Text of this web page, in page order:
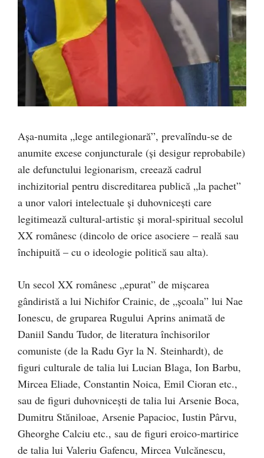
Așa-numita „lege antilegionară”, prevalîndu-se de
anumite excese conjuncturale (și desigur reprobabile)
ale defunctului legionarism, creează cadrul
inchizitorial pentru discreditarea publică „la pachet”
a unor valori intelectuale și duhovnicești care
legitimează cultural-artistic și moral-spiritual secolul
XX românesc (dincolo de orice asociere – reală sau
închipuită – cu o ideologie politică sau alta).
Un secol XX românesc „epurat” de mișcarea
gândiristă a lui Nichifor Crainic, de „școala” lui Nae
Ionescu, de gruparea Rugului Aprins animată de
Daniil Sandu Tudor, de literatura închisorilor
comuniste (de la Radu Gyr la N. Steinhardt), de
figuri culturale de talia lui Lucian Blaga, Ion Barbu,
Mircea Eliade, Constantin Noica, Emil Cioran etc.,
sau de figuri duhovnicești de talia lui Arsenie Boca,
Dumitru Stăniloae, Arsenie Papacioc, Iustin Pârvu,
Gheorghe Calciu etc., sau de figuri eroico-martirice
de talia lui Valeriu Gafencu, Mircea Vulcănescu,